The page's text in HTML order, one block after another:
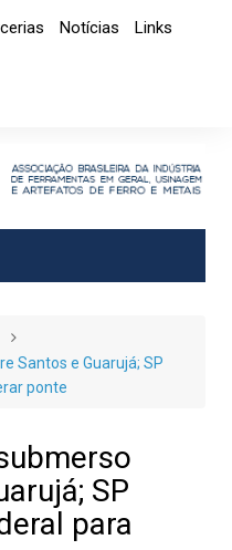
Notícias
Links
Santos e Guarujá; SP
ponte
SP
para